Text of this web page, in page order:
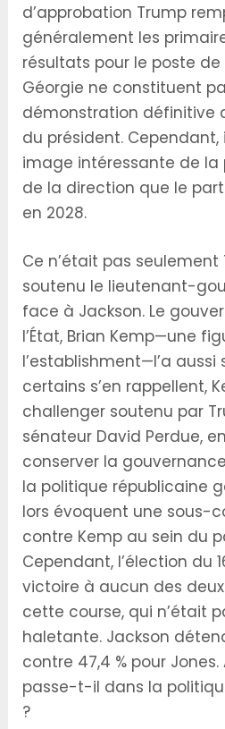
d’approbation Trump
généralement les
résultats pour le poste
Géorgie ne constituent
démonstration définitive
du président. Cependant,
image intéressante de la
de la direction que le
en 2028.
Ce n’était pas seulement
soutenu le lieutenant-
face à Jackson. Le
l’État, Brian Kemp—une
l’establishment—l’a
certains s’en rappellent,
challenger soutenu par
sénateur David Perdue,
conserver la
la politique républicaine
lors évoquent une sous-
contre Kemp au sein du
Cependant, l’élection du
victoire à aucun des
cette course, qui n’était
haletante. Jackson
contre 47,4 % pour Jones.
passe-t-il dans la
?